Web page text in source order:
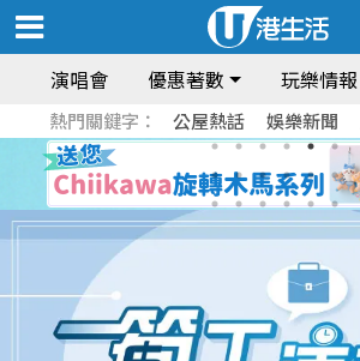
演唱會 優惠著數 玩樂情報
熱門關鍵字： 公屋熱話 娛樂新聞